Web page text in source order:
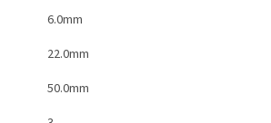
6.0mm
22.0mm
50.0mm